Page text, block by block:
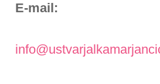
E-mail: